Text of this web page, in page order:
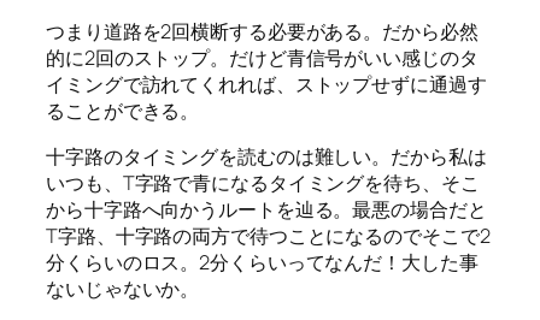
つまり道路を2回横断する必要がある。だから必然
的に2回のストップ。だけど青信号がいい感じのタ
イミングで訪れてくれれば、ストップせずに通過す
ることができる。
十字路のタイミングを読むのは難しい。だから私は
いつも、T字路で青になるタイミングを待ち、そこ
から十字路へ向かうルートを辿る。最悪の場合だと
T字路、十字路の両方で待つことになるのでそこで2
分くらいのロス。2分くらいってなんだ！大した事
ないじゃないか。